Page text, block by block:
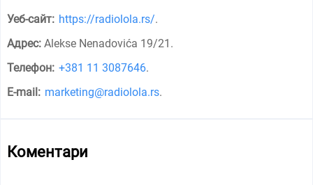
Уеб-сайт: https://radiolola.rs/.
Адрес: Alekse Nenadovića 19/21 .
Телефон: +381 11 3087646.
E-mail: marketing@radiolola.rs.
Коментари